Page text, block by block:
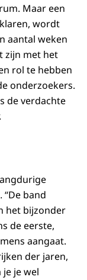
Maar een
wordt
aantal weken
zijn met het
rol te hebben
onderzoekers.
de verdachte
band
het bijzonder
de eerste,
aangaat.
der jaren,
je wel